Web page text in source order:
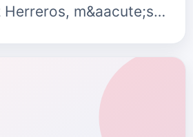
Herreros, m&aacute;s…